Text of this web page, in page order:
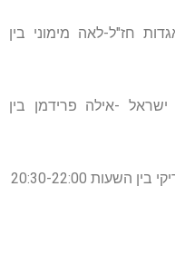
חז"ל-לאה מימוני בין
-אילה פרידמן בין
20:30-22:00